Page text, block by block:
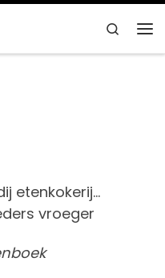
Search
etenkokerij…
vroeger